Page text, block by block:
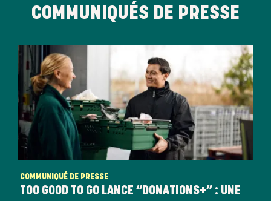
COMMUNIQUÉS DE PRESSE
COMMUNIQUÉ DE PRESSE
TOO GOOD TO GO LANCE “DONATIONS+” : UNE